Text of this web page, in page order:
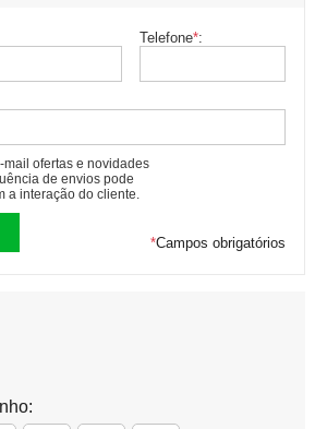
Telefone*:
ofertas e novidades
de envios pode
a interação do cliente.
*Campos obrigatórios